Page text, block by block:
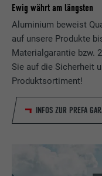
Ewig währt am längsten
Aluminium beweist
auf unsere Produkte
Materialgarantie bzw.
Sie auf die Sicherheit
Produktsortiment!
INFOS ZUR PREFA